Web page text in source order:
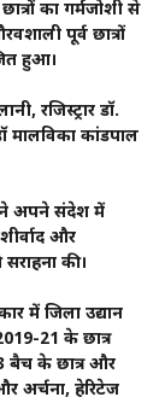
का गर्मजोशी से
पूर्व छात्रों
हुआ।
रजिस्ट्रार डॉ.
मालविका कांडपाल
ने अपने संदेश में
और
की।
में जिला उद्यान
21 के छात्र
बैच के छात्र और
अर्चना, हेरिटेज